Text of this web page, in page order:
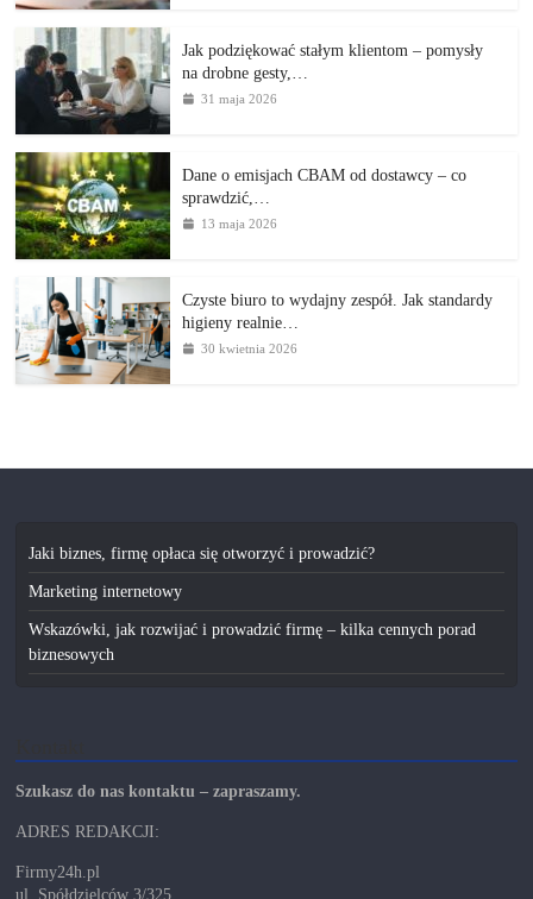
Jak podziękować stałym klientom – pomysły
na drobne gesty,…
31 maja 2026
Dane o emisjach CBAM od dostawcy – co
sprawdzić,…
13 maja 2026
Czyste biuro to wydajny zespół. Jak standardy
higieny realnie…
30 kwietnia 2026
Jaki biznes, firmę opłaca się otworzyć i prowadzić?
Marketing internetowy
Wskazówki, jak rozwijać i prowadzić firmę – kilka cennych porad
biznesowych
Szukasz do nas kontaktu – zapraszamy.
ADRES REDAKCJI:
Firmy24h.pl
ul. Spółdzielców 3/325